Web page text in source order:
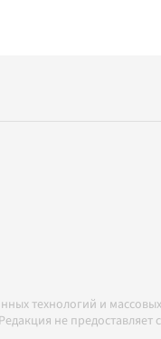
технологий и
не